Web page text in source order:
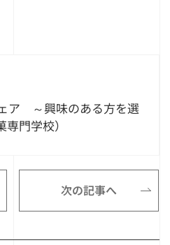
ア ～興味のある方を選
門学校）
次の記事へ